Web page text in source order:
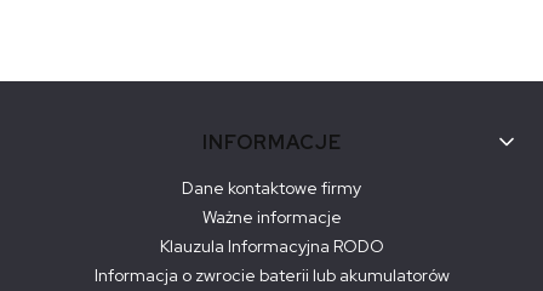
INFORMACJE
Dane kontaktowe firmy
Ważne informacje
Klauzula Informacyjna RODO
Informacja o zwrocie baterii lub akumulatorów